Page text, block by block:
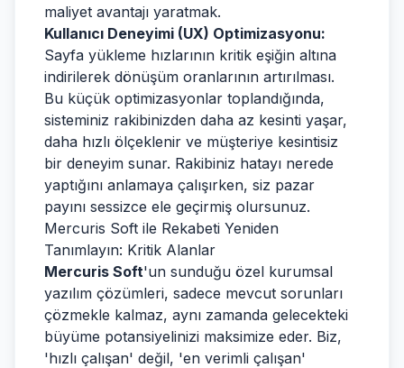
maliyet avantajı yaratmak.
Kullanıcı Deneyimi (UX) Optimizasyonu:
Sayfa yükleme hızlarının kritik eşiğin altına
indirilerek dönüşüm oranlarının artırılması.
Bu küçük optimizasyonlar toplandığında,
sisteminiz rakibinizden daha az kesinti yaşar,
daha hızlı ölçeklenir ve müşteriye kesintisiz
bir deneyim sunar. Rakibiniz hatayı nerede
yaptığını anlamaya çalışırken, siz pazar
payını sessizce ele geçirmiş olursunuz.
Mercuris Soft ile Rekabeti Yeniden
Tanımlayın: Kritik Alanlar
Mercuris Soft'un sunduğu özel kurumsal
yazılım çözümleri, sadece mevcut sorunları
çözmekle kalmaz, aynı zamanda gelecekteki
büyüme potansiyelinizi maksimize eder. Biz,
'hızlı çalışan' değil, 'en verimli çalışan'